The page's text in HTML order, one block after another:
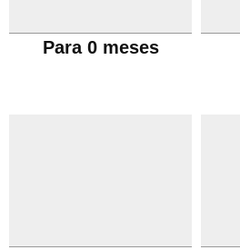
Para 0 meses